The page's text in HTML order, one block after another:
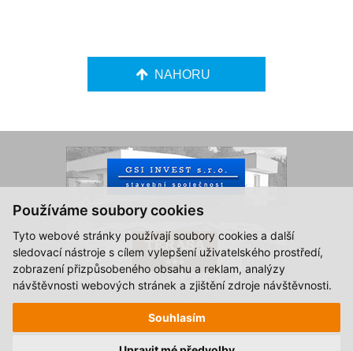
Používáme soubory cookies
Tyto webové stránky používají soubory cookies a další
sledovací nástroje s cílem vylepšení uživatelského prostředí,
zobrazení přizpůsobeného obsahu a reklam, analýzy
návštěvnosti webových stránek a zjištění zdroje návštěvnosti.
Souhlasím
NAHORU
Všechna práva vyhrazena.
Created by S2 STUDIO